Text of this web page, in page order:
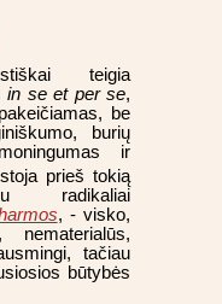
teigia
in se et per se,
be
burių
ir
prieš tokią
radikaliai
, - visko,
nematerialūs,
tačiau
būtybės